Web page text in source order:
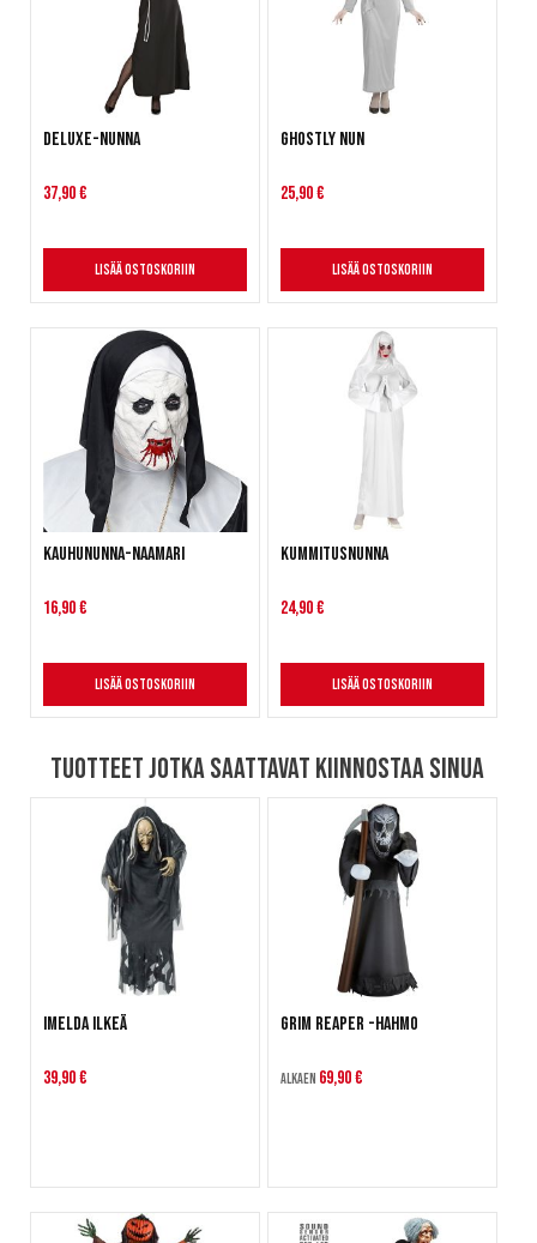
Deluxe-Nunna
37,90 €
Lisää ostoskoriin
Ghostly Nun
25,90 €
Lisää ostoskoriin
Kauhununna-naamari
16,90 €
Lisää ostoskoriin
Kummitusnunna
24,90 €
Lisää ostoskoriin
Tuotteet jotka saattavat kiinnostaa sinua
Imelda Ilkeä
39,90 €
Grim Reaper -hahmo
Alkaen 69,90 €